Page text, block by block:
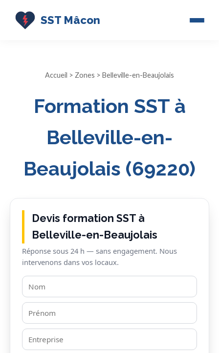
SST Mâcon
Accueil > Zones > Belleville-en-Beaujolais
Formation SST à
Belleville-en-
Beaujolais (69220)
Devis formation SST à
Belleville-en-Beaujolais
Réponse sous 24 h — sans engagement. Nous
intervenons dans vos locaux.